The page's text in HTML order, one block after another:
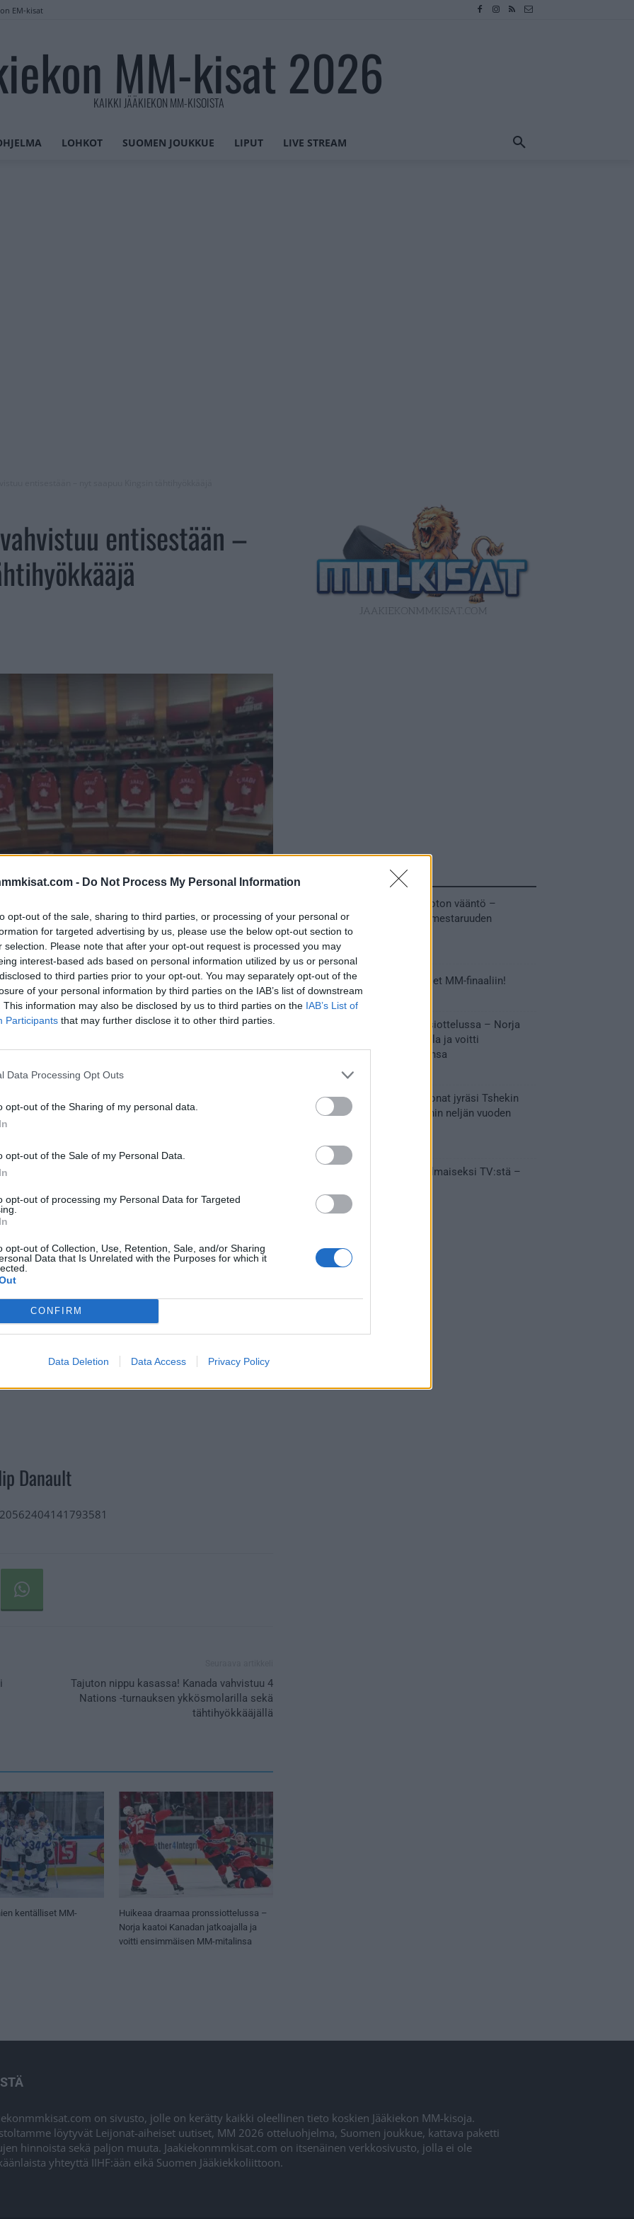
- Do Not Process My Personal Information
opt-out of the sale, sharing to third parties, or processing of your personal or
for targeted advertising by us, please use the below opt-out section to
selection. Please note that after your opt-out request is processed you may
interest-based ads based on personal information utilized by us or personal
to third parties prior to your opt-out. You may separately opt-out of the
of your personal information by third parties on the IAB’s list of downstream
This information may also be disclosed by us to third parties on the IAB’s List of
Participants that may further disclose it to other third parties.
Data Processing Opt Outs
opt-out of the Sharing of my personal data.
opt-out of the Sale of my Personal Data.
opt-out of processing my Personal Data for Targeted
opt-out of Collection, Use, Retention, Sale, and/or Sharing
Data that Is Unrelated with the Purposes for which it
CONFIRM
Data Deletion Data Access Privacy Policy
EM-kisat
MM-kisat 2026
KAIKKI JÄÄKIEKON MM-KISOISTA
LOHKOT SUOMEN JOUKKUE LIPUT LIVE STREAM
entisestään –
kisojen alla yhden kovan vahvistuksen, kun Los
kovimmista, joten maa ei todellakaan ole
maa on jopa ylivertainen mestarisuosikki.
nostaa jokseenkin haastajaksi ja kenties USA, joka on
kun Los Angeles Kingsin huippusentteri
ei aina loista pistepörssissä, mutta varsinkin
Hyökkääjän saapuminen vahvistaakin
kun jokaisella teolla on merkitystä ottelun
Danault
Tajuton nippu kasassa! Kanada vahvistuu 4
Nations -turnauksen ykkösmolarilla sekä
tähtihyökkääjällä
kentälliset MM-
Huikeaa draamaa pronssiottelussa –
Norja kaatoi Kanadan jatkoajalla ja
voitti ensimmäisen MM-mitalinsa
Tuoreimmat uutiset
MM-kullasta käytiin armoton vääntö –
Leijonat voitti maailmanmestaruuden
jatkoajalla
31.05.2026 23:27
Tässä Leijonien kentälliset MM-finaaliin!
31.05.2026 18:37
Huikeaa draamaa pronssiottelussa – Norja
kaatoi Kanadan jatkoajalla ja voitti
ensimmäisen MM-mitalinsa
31.05.2026 18:25
Vakuuttava esitys – Leijonat jyräsi Tshekin
nurin ja eteni mitalipeleihin neljän vuoden
28.05.2026 19:11
Suomi – Tshekki näkyy ilmaiseksi TV:stä –
28.05.2026 15:09
on sivusto, jolle on kerätty kaikki oleellinen tieto koskien Jääkiekon MM-kisoja.
löytyvät Leijonat-aiheiset uutiset, MM 2026 otteluohjelma, Suomen joukkue, kattava paketti
hinnoista sekä paljon muuta. Jaakiekonmmkisat.com on itsenäinen verkkosivusto, jolla ei ole
yhteyttä IIHF:ään eikä Suomen Jääkiekkoliittoon.